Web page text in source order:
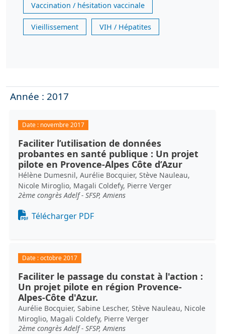
Vaccination / hésitation vaccinale
Vieillissement VIH / Hépatites
Année : 2017
Date : novembre 2017
Faciliter l’utilisation de données
probantes en santé publique : Un projet
pilote en Provence-Alpes Côte d’Azur
Hélène Dumesnil, Aurélie Bocquier, Stève Nauleau,
Nicole Miroglio, Magali Coldefy, Pierre Verger
2ème congrès Adelf - SFSP, Amiens
Document
Télécharger PDF
Date :octobre 2017
Faciliter le passage du constat à l'action :
Un projet pilote en région Provence-
Alpes-Côte d'Azur.
Aurélie Bocquier, Sabine Lescher, Stève Nauleau, Nicole
Miroglio, Magali Coldefy, Pierre Verger
2ème congrès Adelf - SFSP, Amiens